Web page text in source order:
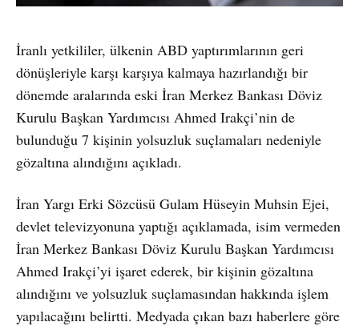
İranlı yetkililer, ülkenin ABD yaptırımlarının geri
dönüşleriyle karşı karşıya kalmaya hazırlandığı bir
dönemde aralarında eski İran Merkez Bankası Döviz
Kurulu Başkan Yardımcısı Ahmed Irakçi’nin de
bulunduğu 7 kişinin yolsuzluk suçlamaları nedeniyle
gözaltına alındığını açıkladı.
İran Yargı Erki Sözcüsü Gulam Hüseyin Muhsin Ejei,
devlet televizyonuna yaptığı açıklamada, isim vermeden
İran Merkez Bankası Döviz Kurulu Başkan Yardımcısı
Ahmed Irakçi’yi işaret ederek, bir kişinin gözaltına
alındığını ve yolsuzluk suçlamasından hakkında işlem
yapılacağını belirtti. Medyada çıkan bazı haberlere göre